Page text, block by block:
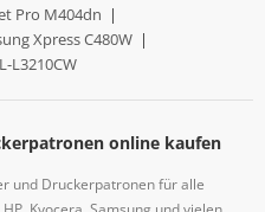
Pro M404dn |
Xpress C480W |
L3210CW
online kaufen
und Druckerpatronen für alle